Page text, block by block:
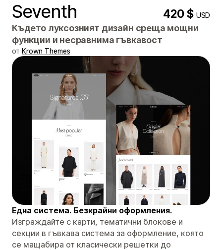
Seventh 420 $USD
Където луксозният дизайн среща мощни
функции и несравнима гъвкавост
от Krown Themes
Една система. Безкрайни оформления.
Изграждайте с карти, тематични блокове и
секции в гъвкава система за оформление, която
се мащабира от класически решетки до